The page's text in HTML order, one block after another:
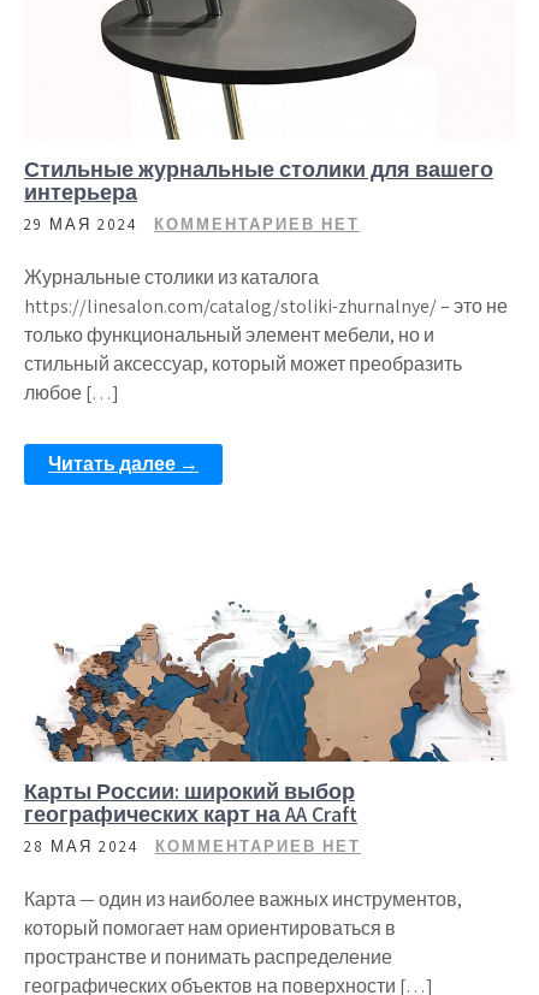
Стильные журнальные столики для вашего
интерьера
29 МАЯ 2024 КОММЕНТАРИЕВ НЕТ
Журнальные столики из каталога
https://linesalon.com/catalog/stoliki-zhurnalnye/ – это не
только функциональный элемент мебели, но и
стильный аксессуар, который может преобразить
любое […]
Читать далее →
Карты России: широкий выбор
географических карт на AA Craft
28 МАЯ 2024 КОММЕНТАРИЕВ НЕТ
Карта — один из наиболее важных инструментов,
который помогает нам ориентироваться в
пространстве и понимать распределение
географических объектов на поверхности […]